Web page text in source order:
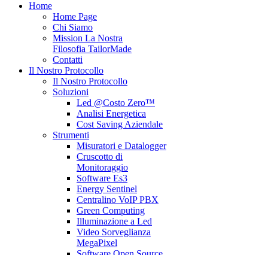
Home
Home Page
Chi Siamo
Mission La Nostra
Filosofia TailorMade
Contatti
Il Nostro Protocollo
Il Nostro Protocollo
Soluzioni
Led @Costo Zero™
Analisi Energetica
Cost Saving Aziendale
Strumenti
Misuratori e Datalogger
Cruscotto di
Monitoraggio
Software Es3
Energy Sentinel
Centralino VoIP PBX
Green Computing
Illuminazione a Led
Video Sorveglianza
MegaPixel